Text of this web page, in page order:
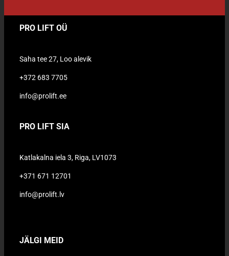
PRO LIFT OÜ
Saha tee 27, Loo alevik
+372 683 7705
info@prolift.ee
PRO LIFT SIA
Katlakalna iela 3, Riga, LV1073
+371 671 12701
info@prolift.lv
JÄLGI MEID